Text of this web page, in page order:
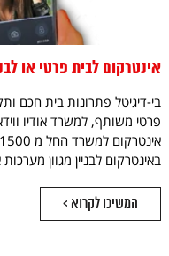
אינטרקום לבית פרטי או
בי-דיגיטל פתרונות בית חכם
פרטי משותף, למשרד אודיו
באינטרקום לבניין מגוון
המשיכו לקרוא >